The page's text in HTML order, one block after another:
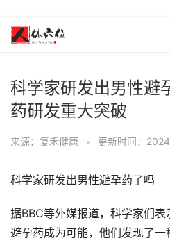
科学家研发出男性避
药研发重大突破
来源：复禾健康 • 更新时间：
科学家研发出男性避孕药了吗
据BBC等外媒报道，科学家们
避孕药成为可能，他们发现了一